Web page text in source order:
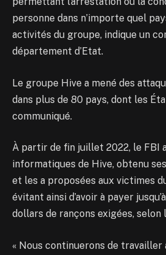
personne dans n’importe quel
activités du groupe, indique un
département d’Etat.
Le groupe Hive a mené des
dans plus de 80 pays, dont les
communiqué.
À partir de fin juillet 2022, le FBI
informatiques de Hive, obtenu
et les a proposées aux victimes
évitant ainsi d’avoir à payer
dollars de rançons exigées, selon
« Nous continuerons de travailler